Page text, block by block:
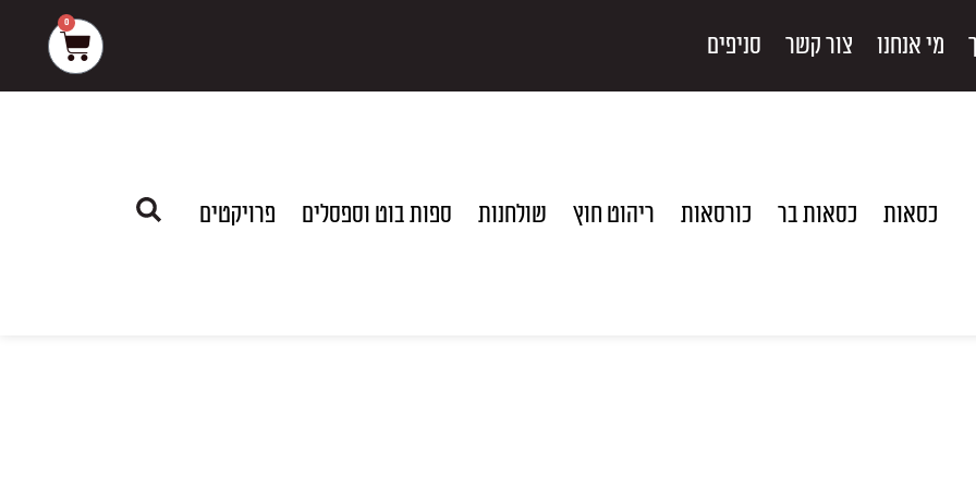
מי אנחנו צור קשר סניפים
0
עגלת
קניות
כסאות כסאות בר כורסאות ריהוט חוץ שולחנות ספות בוט וספסלים פרויקטים